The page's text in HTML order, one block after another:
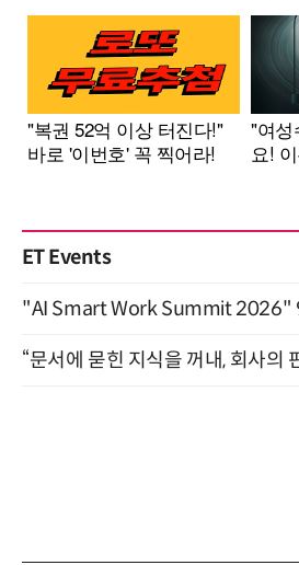
ET Events
"AI Smart Work Summit 2026"